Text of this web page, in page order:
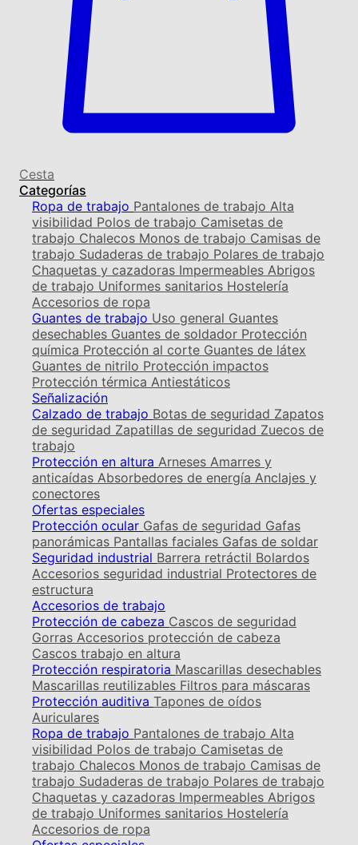
Cesta
Categorías
Ropa de trabajo Pantalones de trabajo Alta
visibilidad Polos de trabajo Camisetas de
trabajo Chalecos Monos de trabajo Camisas de
trabajo Sudaderas de trabajo Polares de trabajo
Chaquetas y cazadoras Impermeables Abrigos
de trabajo Uniformes sanitarios Hostelería
Accesorios de ropa
Guantes de trabajo Uso general Guantes
desechables Guantes de soldador Protección
química Protección al corte Guantes de látex
Guantes de nitrilo Protección impactos
Protección térmica Antiestáticos
Señalización
Calzado de trabajo Botas de seguridad Zapatos
de seguridad Zapatillas de seguridad Zuecos de
trabajo
Protección en altura Arneses Amarres y
anticaídas Absorbedores de energía Anclajes y
conectores
Ofertas especiales
Protección ocular Gafas de seguridad Gafas
panorámicas Pantallas faciales Gafas de soldar
Seguridad industrial Barrera retráctil Bolardos
Accesorios seguridad industrial Protectores de
estructura
Accesorios de trabajo
Protección de cabeza Cascos de seguridad
Gorras Accesorios protección de cabeza
Cascos trabajo en altura
Protección respiratoria Mascarillas desechables
Mascarillas reutilizables Filtros para máscaras
Protección auditiva Tapones de oídos
Auriculares
Ropa de trabajo Pantalones de trabajo Alta
visibilidad Polos de trabajo Camisetas de
trabajo Chalecos Monos de trabajo Camisas de
trabajo Sudaderas de trabajo Polares de trabajo
Chaquetas y cazadoras Impermeables Abrigos
de trabajo Uniformes sanitarios Hostelería
Accesorios de ropa